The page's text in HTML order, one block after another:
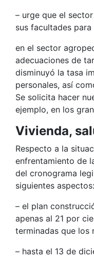
– urge que el
sus facultades
en el sector
adecuaciones de
disminuyó la tasa
personales, así
Se solicita hacer
ejemplo, en los
Vivienda,
Respecto a la
enfrentamiento de
del cronograma
siguientes aspectos:
– el plan
apenas al 21 por
terminadas que los
– hasta el 13 de